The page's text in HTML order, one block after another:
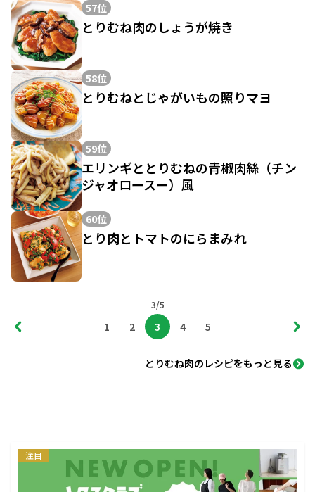
57位
とりむね肉のしょうが焼き
58位
とりむねとじゃがいもの照りマヨ
59位
エリンギととりむねの青椒肉絲（チン
ジャオロースー）風
60位
とり肉とトマトのにらまみれ
3/5
1 2 3 4 5
とりむね肉のレシピをもっと見る
注目